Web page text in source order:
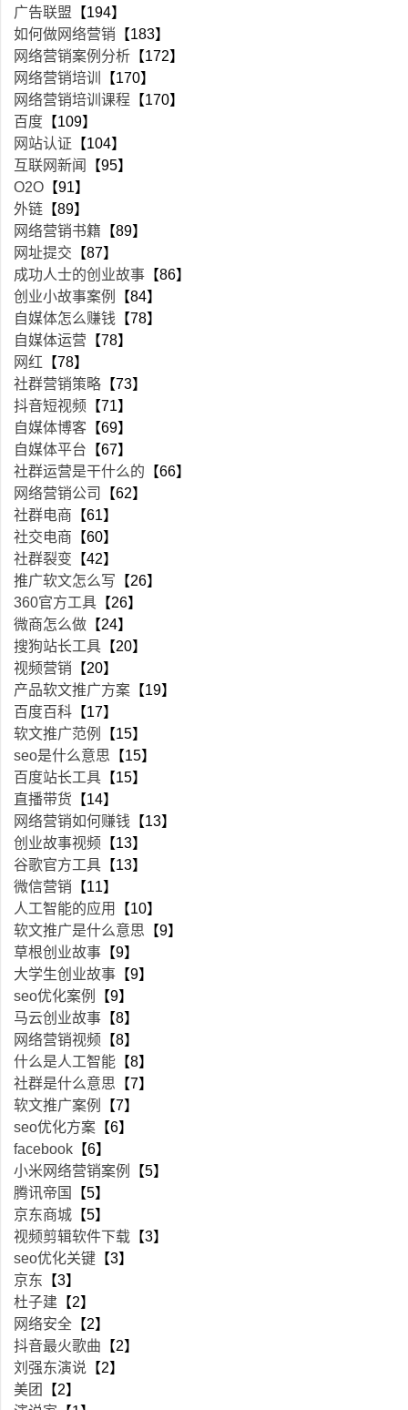
广告联盟 【194】
如何做网络营销 【183】
网络营销案例分析 【172】
网络营销培训
【170】
网络营销培训课程 【170】
百度 【109】
网站认证 【104】
互联网新闻
【95】
O2O 【91】
外链 【89】
网络营销书籍 【89】
网址提交 【87】
成功人士的创业故事 【86】
创业小故事案例
【84】
自媒体怎么赚钱 【78】
自媒体运营 【78】
网红 【78】
社群营销策略 【73】
抖音短视频 【71】
自媒体博客 【69】
自媒体平台 【67】
社群运营是干什么的 【66】
网络营销公司
【62】
社群电商 【61】
社交电商 【60】
社群裂变 【42】
推广软文怎么写 【26】
360官方工具 【26】
微商怎么做 【24】
搜狗站长工具 【20】
视频营销 【20】
产品软文推广方案 【19】
百度百科 【17】
软文推广范例
【15】
seo是什么意思 【15】
百度站长工具 【15】
直播带货 【14】
网络营销如何赚钱 【13】
创业故事视频 【13】
谷歌官方工具 【13】
微信营销 【11】
人工智能的应用
【10】
软文推广是什么意思 【9】
草根创业故事 【9】
大学生创业故事 【9】
seo优化案例
【9】
马云创业故事 【8】
网络营销视频 【8】
什么是人工智能 【8】
社群是什么意思 【7】
软文推广案例
【7】
seo优化方案 【6】
facebook 【6】
小米网络营销案例
【5】
腾讯帝国
【5】
京东商城 【5】
视频剪辑软件下载 【3】
seo优化关键 【3】
京东 【3】
杜子建 【2】
网络安全 【2】
抖音最火歌曲 【2】
刘强东演说 【2】
美团
【2】